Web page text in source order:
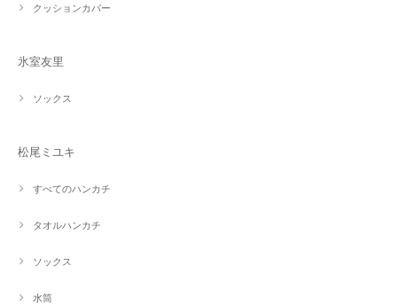
クッションカバー
氷室友里
ソックス
松尾ミユキ
すべてのハンカチ
タオルハンカチ
ソックス
水筒